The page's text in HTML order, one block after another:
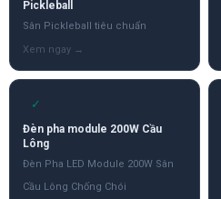
Pickleball
Sân Pickleball tiêu chuẩn
✓
Đèn pha module 200W Cầu
Lông
Đèn Pha LED Module 200W Sân
Cầu Lông Chống Chói